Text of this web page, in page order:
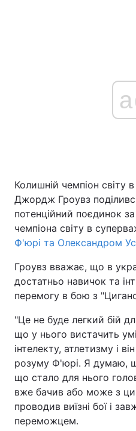
Головна
Україна
Економіка
Спорт
Техно і зв'язок
Зброя
Здоров'я
Цікавинки
Екологія
Колишній чемпіон світу
Джордж Гроувз
потенційний поєдинок
чемпіона світу в
Ф'юрі та Олександром
Гроувз вважає, що в
достатньо навичок та
перемогу в бою з
"Це не буде легкий бій
що у нього вистачить
інтелекту, атлетизму і
розуму Ф'юрі. Я думаю,
що стало для нього
вже бачив або може з
проводив виїзні бої і
переможцем.